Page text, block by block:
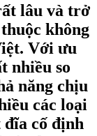
lâu và trở
không
Với ưu
nhiều so
năng chịu
các loại
cố định